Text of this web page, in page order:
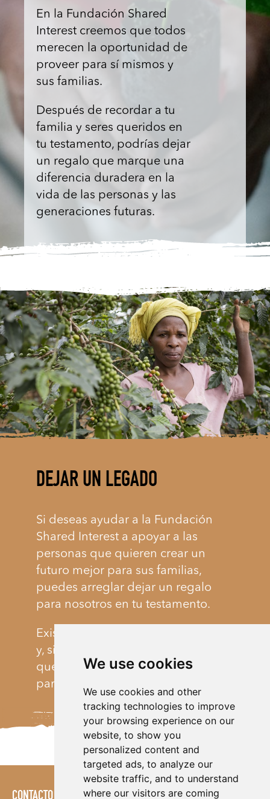
We use cookies
We use cookies and other
tracking technologies to improve
your browsing experience on our
website, to show you
personalized content and
targeted ads, to analyze our
website traffic, and to understand
where our visitors are coming
En la Fundación Shared
Interest creemos que todos
merecen la oportunidad de
proveer para sí mismos y
sus familias.
Después de recordar a tu
familia y seres queridos en
tu testamento, podrías dejar
un regalo que marque una
diferencia duradera en la
vida de las personas y las
generaciones futuras.
DEJAR UN LEGADO
Si deseas ayudar a la Fundación
Shared Interest a apoyar a las
personas que quieren crear un
futuro mejor para sus familias,
puedes arreglar dejar un regalo
para nosotros en tu testamento.
Existen muchas formas de hacerlo
y, sin importar lo grande o pequeño
que sea, el valor será invaluable
para la próxima generación.